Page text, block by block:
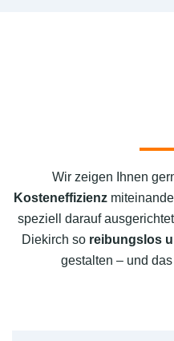
Wir zeigen Ihnen
Kosteneffizienz
speziell darauf
Diekirch so reibungslos
gestalten – und